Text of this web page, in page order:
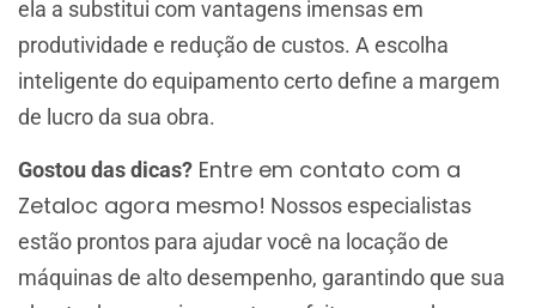
ela a substitui com vantagens imensas em
produtividade e redução de custos. A escolha
inteligente do equipamento certo define a margem
de lucro da sua obra.
Gostou das dicas? Entre em contato com a
Zetaloc agora mesmo! Nossos especialistas
estão prontos para ajudar você na locação de
máquinas de alto desempenho, garantindo que sua